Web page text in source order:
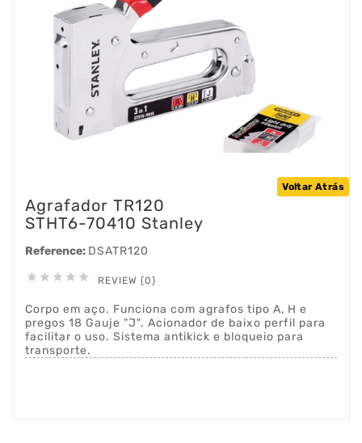
Voltar Atrás
Agrafador TR120
STHT6-70410 Stanley
Reference: DSATR120
     REVIEW (0)
Corpo em aço. Funciona com agrafos tipo A, H e
pregos 18 Gauje "J". Acionador de baixo perfil para
facilitar o uso. Sistema antikick e bloqueio para
transporte.